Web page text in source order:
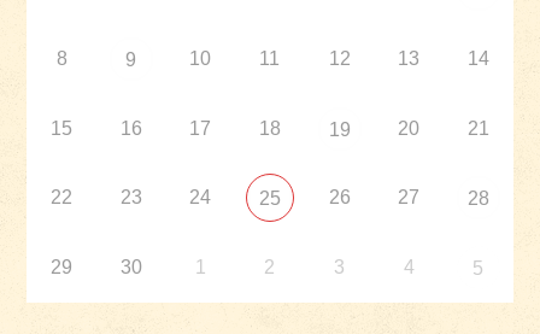
8 9 10 11 12 13 14
15 16 17 18 19 20 21
22 23 24 25 26 27 28
29 30 1 2 3 4 5